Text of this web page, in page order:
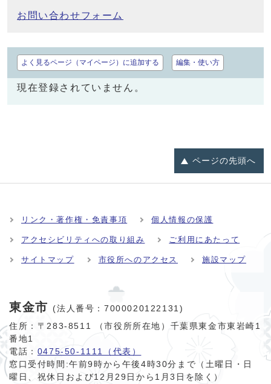
お問い合わせフォーム
よく見るページ（マイページ）に追加する 編集・使い方
現在登録されていません。
ページの先頭へ
リンク・著作権・免責事項 個人情報の保護
アクセシビリティへの取り組み ご利用にあたって
サイトマップ 市役所へのアクセス 施設マップ
東金市
(法人番号：7000020122131)
住所：〒283-8511 （市役所所在地）千葉県東金市東岩崎1
番地1
電話： 0475-50-1111（代表）
窓口受付時間:午前9時から午後4時30分まで（土曜日・日
曜日、祝休日および12月29日から1月3日を除く）